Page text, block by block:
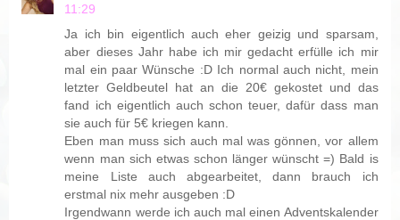
11:29
Ja ich bin eigentlich auch eher geizig und sparsam,
aber dieses Jahr habe ich mir gedacht erfülle ich mir
mal ein paar Wünsche :D Ich normal auch nicht, mein
letzter Geldbeutel hat an die 20€ gekostet und das
fand ich eigentlich auch schon teuer, dafür dass man
sie auch für 5€ kriegen kann.
Eben man muss sich auch mal was gönnen, vor allem
wenn man sich etwas schon länger wünscht =) Bald is
meine Liste auch abgearbeitet, dann brauch ich
erstmal nix mehr ausgeben :D
Irgendwann werde ich auch mal einen Adventskalender